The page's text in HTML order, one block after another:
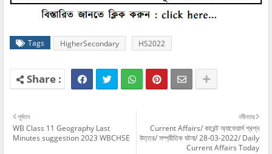
Tags HigherSecondary HS2022
নবীনতর
Current Affairs/ কারেন্ট অ্যাফেয়ার্স প্রশ্ন
উত্তর/ সম্প্রীতিক ঘটনা/ 28-03-2022/ Daily
Current Affairs Today
পূর্বতন
WB Class 11 Geography Last
Minutes suggestion 2023 WBCHSE